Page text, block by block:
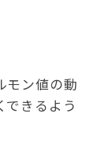
モン値の動
できるよう